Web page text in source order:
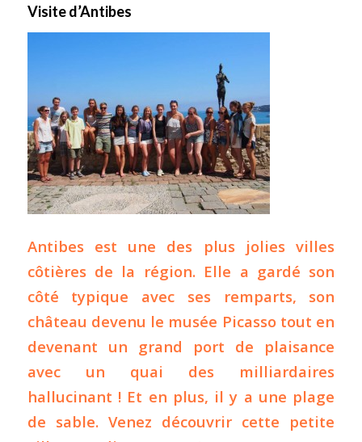
Visite d’Antibes
Antibes est une des plus jolies villes
côtières de la région. Elle a gardé son
côté typique avec ses remparts, son
château devenu le musée Picasso tout en
devenant un grand port de plaisance
avec un quai des milliardaires
hallucinant ! Et en plus, il y a une plage
de sable. Venez découvrir cette petite